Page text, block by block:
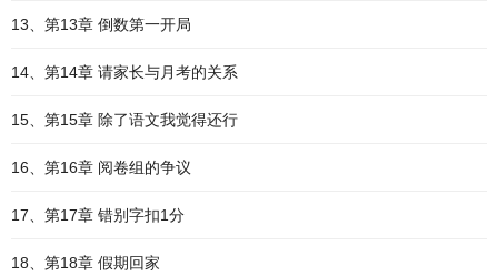
13、第13章 倒数第一开局
14、第14章 请家长与月考的关系
15、第15章 除了语文我觉得还行
16、第16章 阅卷组的争议
17、第17章 错别字扣1分
18、第18章 假期回家